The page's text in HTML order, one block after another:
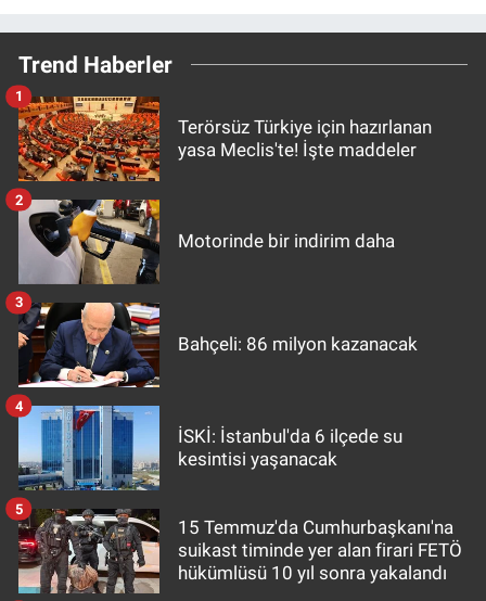
Trend Haberler
Terörsüz Türkiye için hazırlanan
yasa Meclis'te! İşte maddeler
1
Motorinde bir indirim daha
2
Bahçeli: 86 milyon kazanacak
3
İSKİ: İstanbul'da 6 ilçede su
kesintisi yaşanacak
4
15 Temmuz'da Cumhurbaşkanı'na
suikast timinde yer alan firari FETÖ
hükümlüsü 10 yıl sonra yakalandı
5